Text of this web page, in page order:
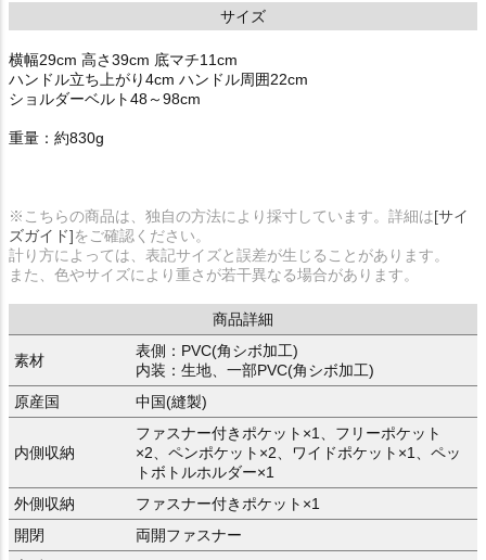
サイズ
横幅29cm 高さ39cm 底マチ11cm
ハンドル立ち上がり4cm ハンドル周囲22cm
ショルダーベルト48～98cm
重量：約830g
※こちらの商品は、独自の方法により採寸しています。詳細は[サイ
ズガイド]をご確認ください。
計り方によっては、表記サイズと誤差が生じることがあります。
また、色やサイズにより重さが若干異なる場合があります。
商品詳細
素材
表側：PVC(角シボ加工)
内装：生地、一部PVC(角シボ加工)
原産国
中国(縫製)
内側収納
ファスナー付きポケット×1、フリーポケット
×2、ペンポケット×2、ワイドポケット×1、ペッ
トボトルホルダー×1
外側収納
ファスナー付きポケット×1
開閉
両開ファスナー